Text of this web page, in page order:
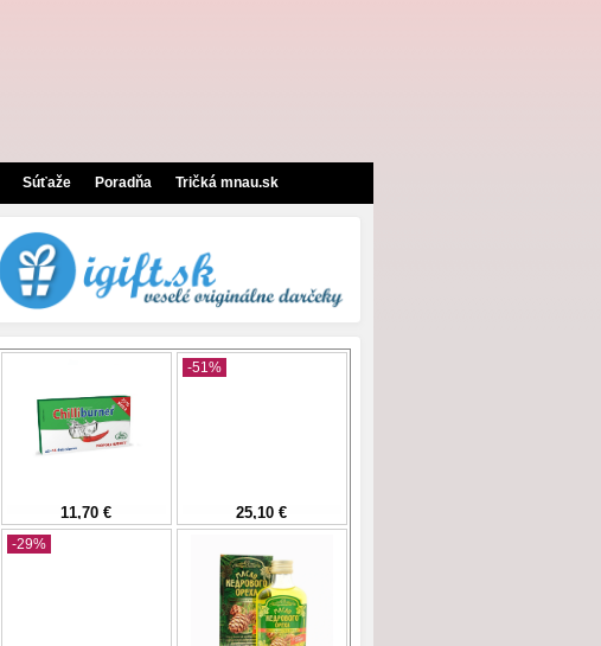
Súťaže Poradňa Tričká mnau.sk